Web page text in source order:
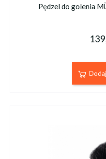
Pędzel do golenia